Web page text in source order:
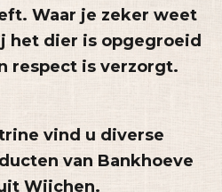
Waar je zeker weet
het dier is opgegroeid
respect is verzorgt.
vind u diverse
van Bankhoeve
Wijchen.